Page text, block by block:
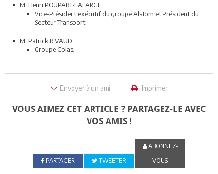
M. Henri POUPART-LAFARGE
Vice-Président exécutif du groupe Alstom et Président du
Secteur Transport
M. Patrick RIVAUD
Groupe Colas.
Envoyer à un ami Imprimer
VOUS AIMEZ CET ARTICLE ? PARTAGEZ-LE AVEC
VOS AMIS !
PARTAGER TWEETER
ABONNEZ-
VOUS